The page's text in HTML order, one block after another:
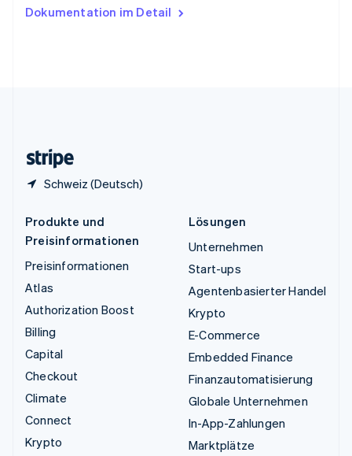
Dokumentation im Detail
Schweiz (Deutsch)
English
Produkte und
Preisinformationen
Preisinformationen
Atlas
Authorization Boost
Billing
Capital
Checkout
Climate
Connect
Krypto
Lösungen
Unternehmen
Start-ups
Agentenbasierter Handel
Krypto
E-Commerce
Embedded Finance
Finanzautomatisierung
Globale Unternehmen
In-App-Zahlungen
Marktplätze